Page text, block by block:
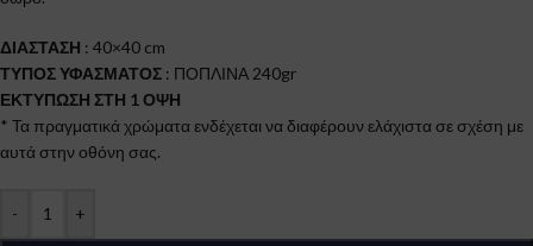
ΔΙΑΣΤΑΣΗ : 40×40 cm
ΤΥΠΟΣ ΥΦΑΣΜΑΤΟΣ : ΠΟΠΛΙΝΑ 240gr
ΕΚΤΥΠΩΣΗ ΣΤΗ 1 ΟΨΗ
* Τα πραγματικά χρώματα ενδέχεται να διαφέρουν ελάχιστα σε σχέση με
αυτά στην οθόνη σας.
- +